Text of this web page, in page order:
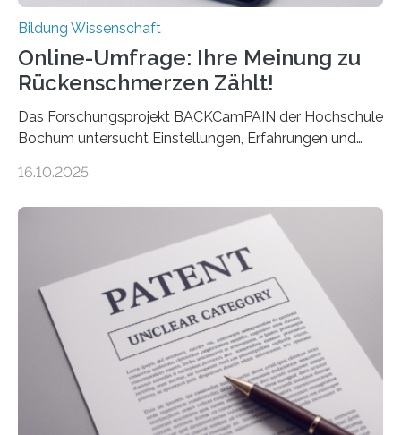
Bildung Wissenschaft
Online-Umfrage: Ihre Meinung zu
Rückenschmerzen Zählt!
Das Forschungsprojekt BACKCamPAIN der Hochschule
Bochum untersucht Einstellungen, Erfahrungen und
gehören zu den häufigsten gesundheitlichen
Rückenschmerzen denken und welche Erfahrungen sie
damit gemacht haben, kann entscheidend
beeinflussen, wie Schmerzen verlaufen und welche
Therapien wirken. Diese individuellen Überzeugungen
stehen im Mittelpunkt einer aktuellen Studie der
Hochschule Bochum. Im Rahmen des
Promotionsprojekts „BACKCamPAIN“ führt die
Doktorandin Deborah Jost (Hochschule Bochum,
Promotionskolleg NRW) derzeit eine Online-Umfrage
durch. Ziel ist es, herauszufinden,…
16.10.2025